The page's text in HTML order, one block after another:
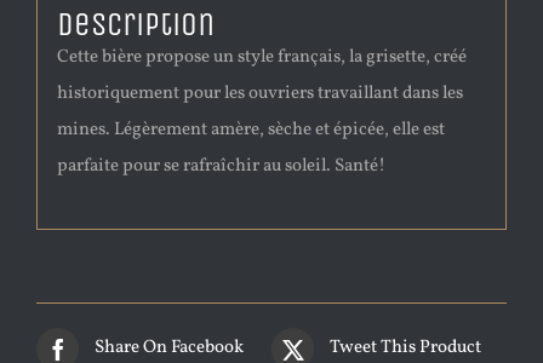
Description
Cette bière propose un style français, la grisette, créé
historiquement pour les ouvriers travaillant dans les
mines. Légèrement amère, sèche et épicée, elle est
parfaite pour se rafraîchir au soleil. Santé!
Share On Facebook Tweet This Product